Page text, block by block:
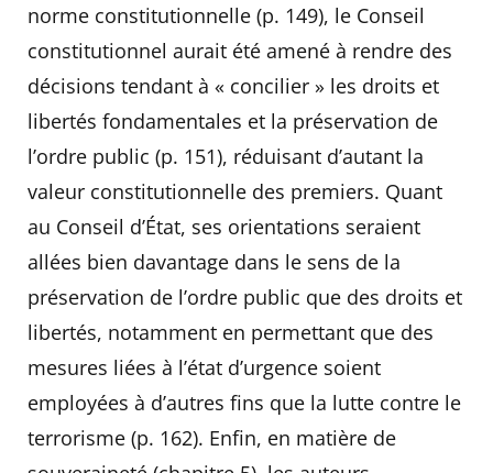
norme constitutionnelle (p. 149), le Conseil
constitutionnel aurait été amené à rendre des
décisions tendant à « concilier » les droits et
libertés fondamentales et la préservation de
l’ordre public (p. 151), réduisant d’autant la
valeur constitutionnelle des premiers. Quant
au Conseil d’État, ses orientations seraient
allées bien davantage dans le sens de la
préservation de l’ordre public que des droits et
libertés, notamment en permettant que des
mesures liées à l’état d’urgence soient
employées à d’autres fins que la lutte contre le
terrorisme (p. 162). Enfin, en matière de